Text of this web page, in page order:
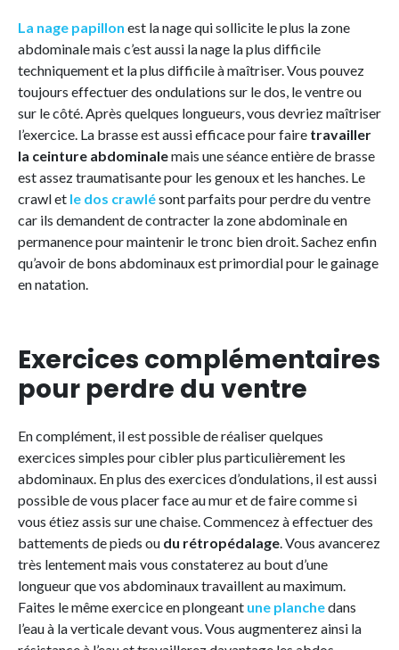
La nage papillon est la nage qui sollicite le plus la zone
abdominale mais c’est aussi la nage la plus difficile
techniquement et la plus difficile à maîtriser. Vous pouvez
toujours effectuer des ondulations sur le dos, le ventre ou
sur le côté. Après quelques longueurs, vous devriez maîtriser
l’exercice. La brasse est aussi efficace pour faire travailler
la ceinture abdominalemais une séance entière de brasse
est assez traumatisante pour les genoux et les hanches. Le
crawl et le dos crawlésont parfaits pour perdre du ventre
car ils demandent de contracter la zone abdominale en
permanence pour maintenir le tronc bien droit. Sachez enfin
qu’avoir de bons abdominaux est primordial pour le gainage
en natation.
Exercices complémentaires
pour perdre du ventre
En complément, il est possible de réaliser quelques
exercices simples pour cibler plus particulièrement les
abdominaux. En plus des exercices d’ondulations, il est aussi
possible de vous placer face au mur et de faire comme si
vous étiez assis sur une chaise. Commencez à effectuer des
battements de pieds ou du rétropédalage. Vous avancerez
très lentement mais vous constaterez au bout d’une
longueur que vos abdominaux travaillent au maximum.
Faites le même exercice en plongeant une planchedans
l’eau à la verticale devant vous. Vous augmenterez ainsi la